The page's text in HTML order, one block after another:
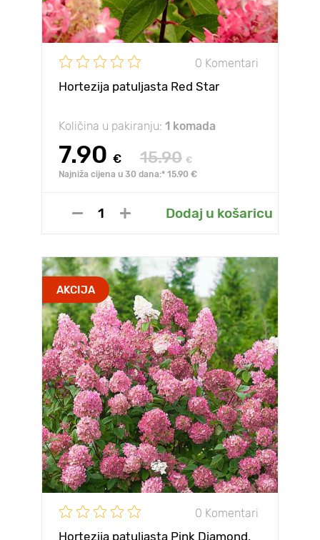
0 Komentari
Hortezija patuljasta Red Star
Količina u pakiranju: 1 komada
7.90 € 15.90 €
Najniža cijena u 30 dana:* 15.90 €
Dodaj u košaricu
AKCIJA
0 Komentari
Hortezija patuljasta Pink Diamond,